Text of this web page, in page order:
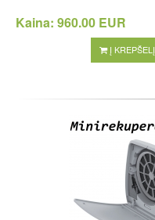
Kaina: 960.00 EUR
Į KREPŠELĮ